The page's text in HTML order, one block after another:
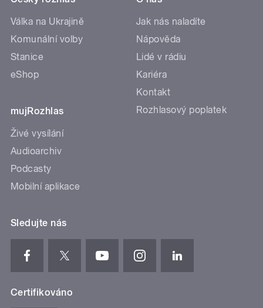
Válka na Ukrajině
Komunální volby
Stanice
eShop
mujRozhlas
Živé vysílání
Audioarchiv
Podcasty
Mobilní aplikace
Jak nás naladíte
Nápověda
Lidé v rádiu
Kariéra
Kontakt
Rozhlasový poplatek
Sledujte nás
Certifikováno